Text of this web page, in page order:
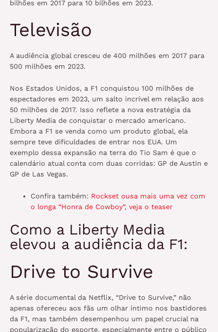
bilhões em 2017 para 10 bilhões em 2023.
Televisão
A audiência global cresceu de 400 milhões em 2017 para
500 milhões em 2023.
Nos Estados Unidos, a F1 conquistou 100 milhões de
espectadores em 2023, um salto incrível em relação aos
50 milhões de 2017. Isso reflete a nova estratégia da
Liberty Media de conquistar o mercado americano.
Embora a F1 se venda como um produto global, ela
sempre teve dificuldades de entrar nos EUA. Um
exemplo dessa expansão na terra do Tio Sam é que o
calendário atual conta com duas corridas: GP de Austin e
GP de Las Vegas.
Confira também: Rockset ousa mais uma vez com
o longa “Honra de Cowboy”, veja o teaser
Como a Liberty Media
elevou a audiência da F1:
Drive to Survive
A série documental da Netflix, “Drive to Survive,” não
apenas ofereceu aos fãs um olhar íntimo nos bastidores
da F1, mas também desempenhou um papel crucial na
popularização do esporte, especialmente entre o público